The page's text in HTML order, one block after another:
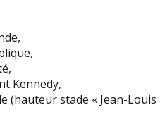
stade « Jean-Louis